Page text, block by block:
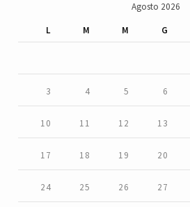
Agosto 2026
L
M M G
3 4 5 6
10 11 12 13
17 18 19 20
24 25 26 27